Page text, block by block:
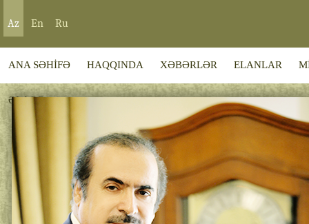
Az En Ru
ANA SƏHİFƏ HAQQINDA XƏBƏRLƏR ELANLAR
ƏLAQƏ